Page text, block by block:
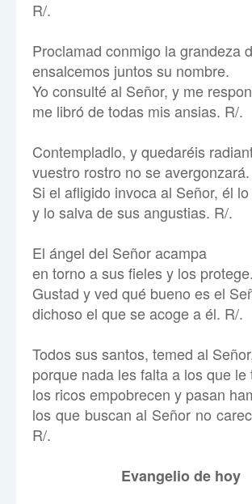
R/.
Proclamad conmigo la grandeza
ensalcemos juntos su nombre.
Yo consulté al Señor, y me
me libró de todas mis ansias. R/.
Contempladlo, y quedaréis
vuestro rostro no se avergonzará.
Si el afligido invoca al Señor, él
y lo salva de sus angustias. R/.
El ángel del Señor acampa
en torno a sus fieles y los protege.
Gustad y ved qué bueno es el
dichoso el que se acoge a él. R/.
Todos sus santos, temed al
porque nada les falta a los que le
los ricos empobrecen y pasan
los que buscan al Señor no
R/.
Evangelio de hoy